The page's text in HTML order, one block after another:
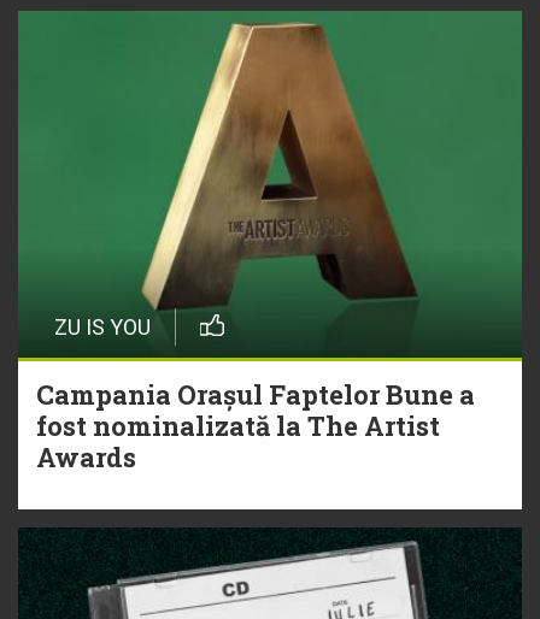
ZU IS YOU
Campania Orașul Faptelor Bune a
fost nominalizată la The Artist
Awards